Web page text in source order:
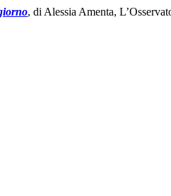
, di Alessia Amenta,